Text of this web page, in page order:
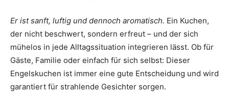
Er ist sanft, luftig und dennoch aromatisch. Ein Kuchen,
der nicht beschwert, sondern erfreut – und der sich
mühelos in jede Alltagssituation integrieren lässt. Ob für
Gäste, Familie oder einfach für sich selbst: Dieser
Engelskuchen ist immer eine gute Entscheidung und wird
garantiert für strahlende Gesichter sorgen.